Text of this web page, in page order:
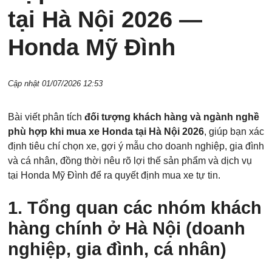
tại Hà Nội 2026 —
Honda Mỹ Đình
Cập nhật 01/07/2026 12:53
Bài viết phân tích đối tượng khách hàng và ngành nghề
phù hợp khi mua xe Honda tại Hà Nội 2026, giúp bạn xác
định tiêu chí chọn xe, gợi ý mẫu cho doanh nghiệp, gia đình
và cá nhân, đồng thời nêu rõ lợi thế sản phẩm và dịch vụ
tại Honda Mỹ Đình để ra quyết định mua xe tự tin.
1. Tổng quan các nhóm khách
hàng chính ở Hà Nội (doanh
nghiệp, gia đình, cá nhân)